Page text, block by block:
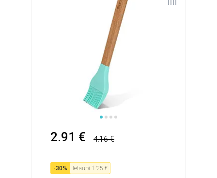
2.91 € 4.16 €
-30% Ietaupi 1.25 €